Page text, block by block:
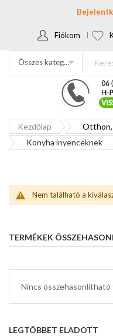
Fiókom
Összes kategória
Kezdőlap
Otthon,
Konyha ínyenceknek
Nem található a
TERMÉKEK
Nincs összehasonlítható
LEGTÖBBET ELADOTT